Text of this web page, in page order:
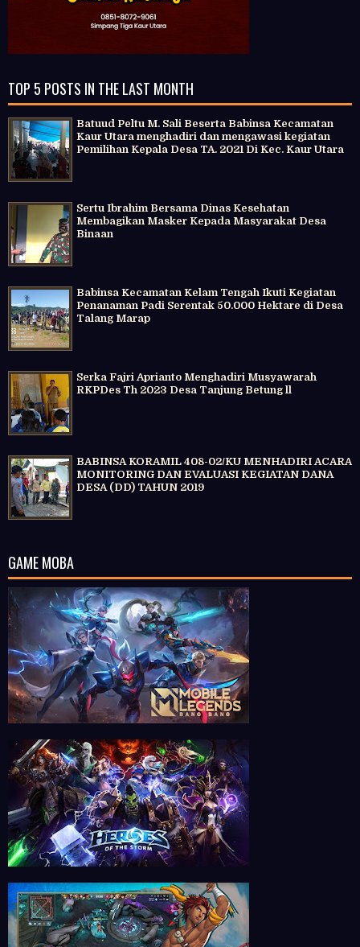
TOP 5 POSTS IN THE LAST MONTH
Batuud Peltu M. Sali Beserta Babinsa Kecamatan
Kaur Utara menghadiri dan mengawasi kegiatan
Pemilihan Kepala Desa TA. 2021 Di Kec. Kaur Utara
Sertu Ibrahim Bersama Dinas Kesehatan
Membagikan Masker Kepada Masyarakat Desa
Binaan
Babinsa Kecamatan Kelam Tengah Ikuti Kegiatan
Penanaman Padi Serentak 50.000 Hektare di Desa
Talang Marap
Serka Fajri Aprianto Menghadiri Musyawarah
RKPDes Th 2023 Desa Tanjung Betung ll
BABINSA KORAMIL 408-02/KU MENHADIRI ACARA
MONITORING DAN EVALUASI KEGIATAN DANA
DESA (DD) TAHUN 2019
GAME MOBA